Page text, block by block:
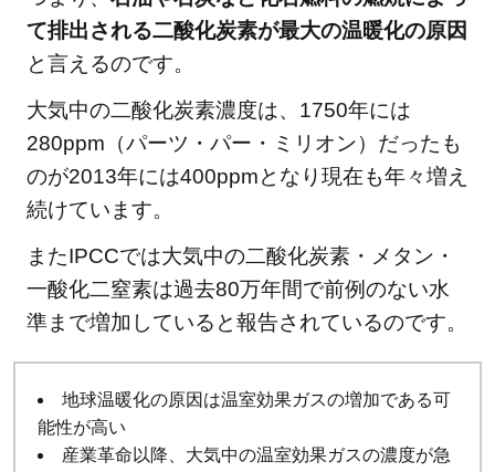
地球
温暖
化へ
の対
策
は？
6
温暖
化の
原因
私た
ちが
でき
て排出される二酸化炭素が最大の温暖化の原因
と言えるのです。
大気中の二酸化炭素濃度は、1750年には
280ppm（パーツ・パー・ミリオン）だったも
のが2013年には400ppmとなり現在も年々増え
続けています。
またIPCCでは大気中の二酸化炭素・メタン・
一酸化二窒素は過去80万年間で前例のない水
準まで増加していると報告されているのです。
地球温暖化の原因は温室効果ガスの増加である可
能性が高い
産業革命以降、大気中の温室効果ガスの濃度が急